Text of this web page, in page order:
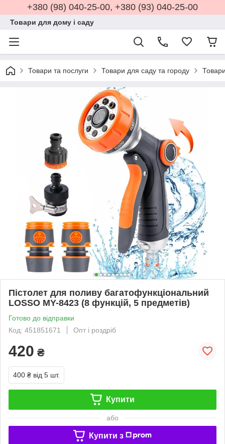
+380 (98) 040-25-00, +380 (93) 040-25-00
Товари для дому і саду
Товари та послуги Товари для саду та городу
Пістолет для поливу багатофункціональний
LOSSO MY-8423 (8 функцій, 5 предметів)
Готово до відправки
Код: 451851671
Опт і роздріб
420 ₴
400 ₴ від 5 шт.
Купити
або
Купити з